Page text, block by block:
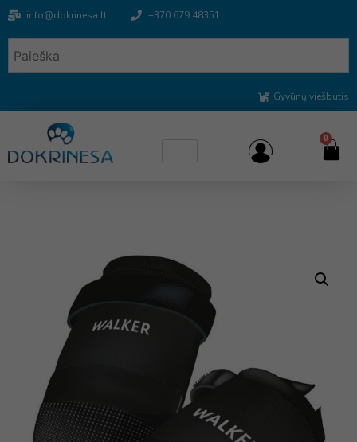
info@dokrinesa.lt +370 679 48351
Gyvūnų viešbutis
0